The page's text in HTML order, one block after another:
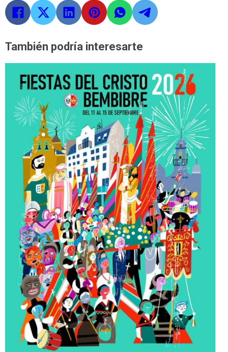
También podría interesarte